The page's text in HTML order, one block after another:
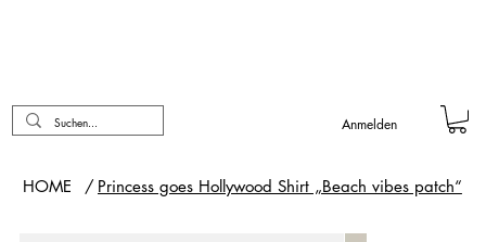
Anmelden
HOME / Princess goes Hollywood Shirt „Beach vibes patch“